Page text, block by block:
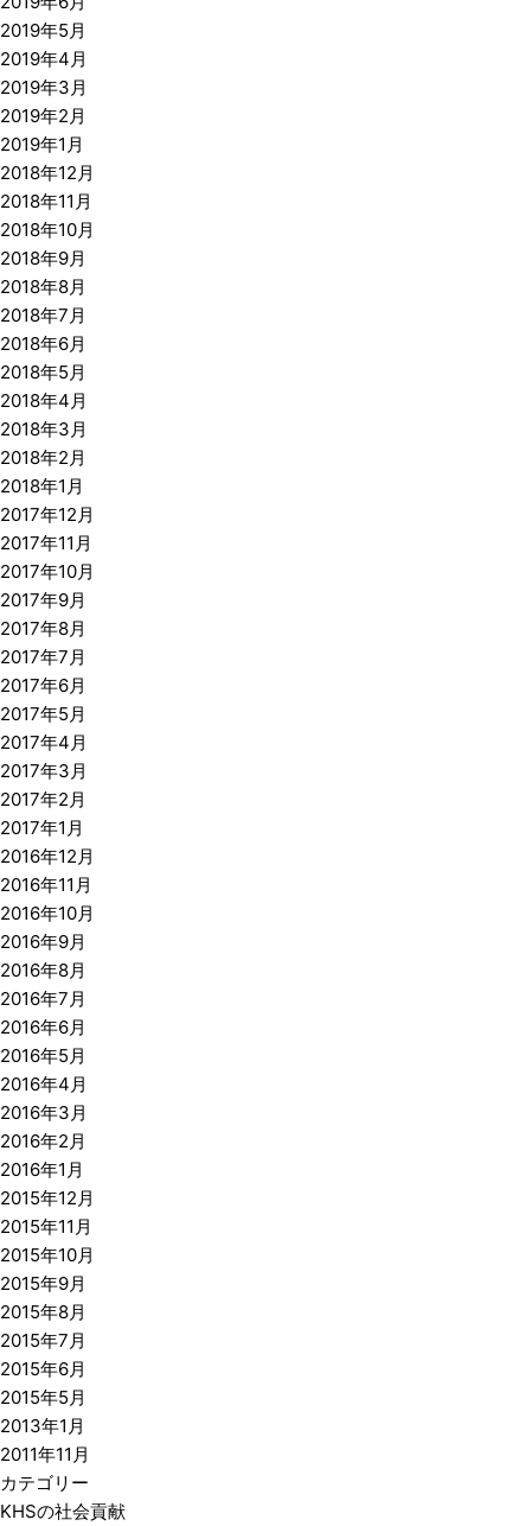
2019年5月
2019年4月
2019年3月
2019年2月
2019年1月
2018年12月
2018年11月
2018年10月
2018年9月
2018年8月
2018年7月
2018年6月
2018年5月
2018年4月
2018年3月
2018年2月
2018年1月
2017年12月
2017年11月
2017年10月
2017年9月
2017年8月
2017年7月
2017年6月
2017年5月
2017年4月
2017年3月
2017年2月
2017年1月
2016年12月
2016年11月
2016年10月
2016年9月
2016年8月
2016年7月
2016年6月
2016年5月
2016年4月
2016年3月
2016年2月
2016年1月
2015年12月
2015年11月
2015年10月
2015年9月
2015年8月
2015年7月
2015年6月
2015年5月
2013年1月
2011年11月
カテゴリー
KHSの社会貢献